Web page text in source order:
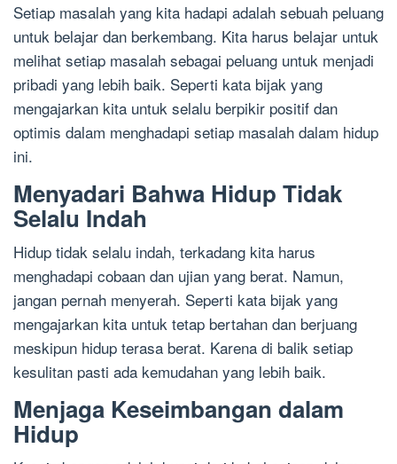
Setiap masalah yang kita hadapi adalah sebuah peluang
untuk belajar dan berkembang. Kita harus belajar untuk
melihat setiap masalah sebagai peluang untuk menjadi
pribadi yang lebih baik. Seperti kata bijak yang
mengajarkan kita untuk selalu berpikir positif dan
optimis dalam menghadapi setiap masalah dalam hidup
ini.
Menyadari Bahwa Hidup Tidak
Selalu Indah
Hidup tidak selalu indah, terkadang kita harus
menghadapi cobaan dan ujian yang berat. Namun,
jangan pernah menyerah. Seperti kata bijak yang
mengajarkan kita untuk tetap bertahan dan berjuang
meskipun hidup terasa berat. Karena di balik setiap
kesulitan pasti ada kemudahan yang lebih baik.
Menjaga Keseimbangan dalam
Hidup